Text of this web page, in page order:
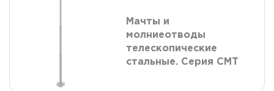
Мачты и
молниеотводы
телескопические
стальные. Серия СМТ